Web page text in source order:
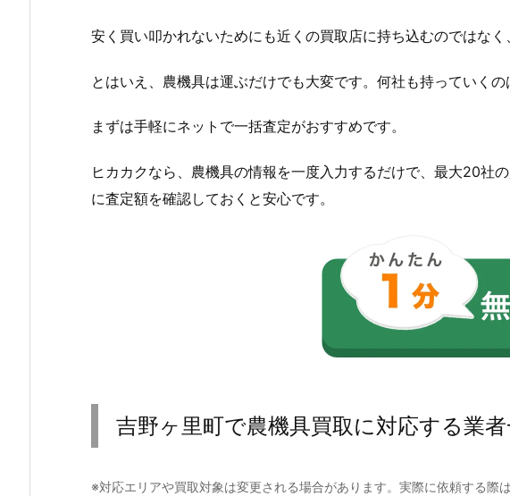
安く買い叩かれないためにも近くの買取店に持ち込むのではなく
とはいえ、農機具は運ぶだけでも大変です。何社も持っていくの
まずは手軽にネットで一括査定がおすすめです。
ヒカカクなら、農機具の情報を一度入力するだけで、最大20社
に査定額を確認しておくと安心です。
吉野ヶ里町で農機具買取に対応する業
※対応エリアや買取対象は変更される場合があります。実際に依頼する際